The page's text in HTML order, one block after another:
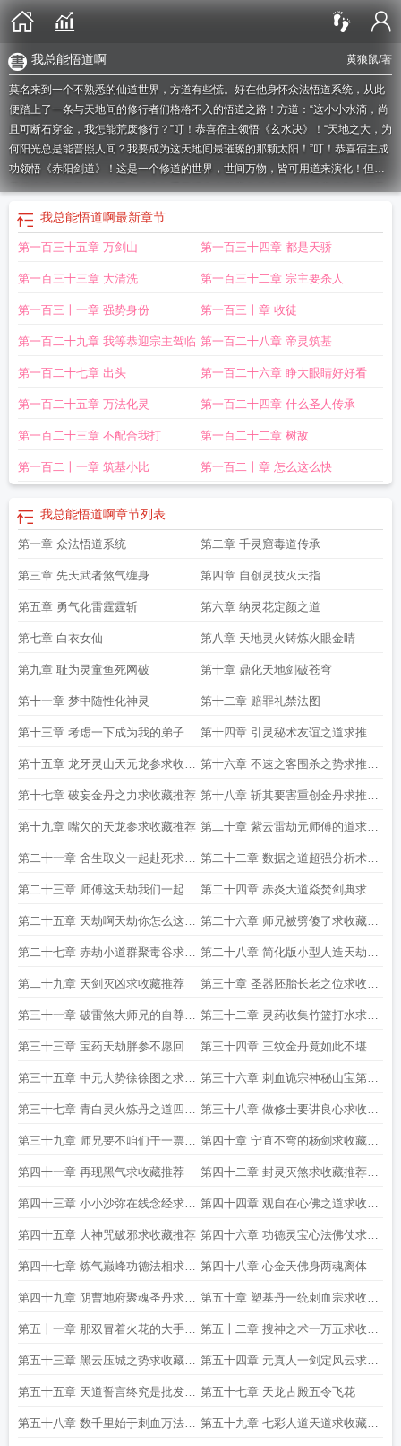
黄狼鼠/著
我总能悟道啊
莫名来到一个不熟悉的仙道世界，方道有些慌。好在他身怀众法悟道系统，从此
便踏上了一条与天地间的修行者们格格不入的悟道之路！方道：“这小小水滴，尚
且可断石穿金，我怎能荒废修行？”叮！恭喜宿主领悟《玄水决》！“天地之大，为
何阳光总是能普照人间？我要成为这天地间最璀璨的那颗太阳！”叮！恭喜宿主成
功领悟《赤阳剑道》！这是一个修道的世界，世间万物，皆可用道来演化！但当
天道崩溃，万尊证道之际。往生似乎已经失去了应有的价值……秩序碎裂，诸天
亡命！为了心中的那抹纯粹。这一刻，方道被迫提起手中的残剑，凝目逆流，斩
向那诸天！（PS：本书前期逗逼，后期沉重，望谨慎观看。泪崩了不关我的事
哦。嗯，我想开创一个悟道流……需要大家的帮助）如果您喜欢我总能悟道啊，
能悟道啊我总能悟道啊英语 我总能悟道啊是什么歌 我总能悟道啊笔趣阁
能悟道啊 黄狼鼠我总能悟道啊英文 总悟×你我能一直顿悟第二集
我总能悟道啊最新章节
第一百三十五章 万剑山 第一百三十四章 都是天骄
第一百三十三章 大清洗 第一百三十二章 宗主要杀人
第一百三十一章 强势身份 第一百三十章 收徒
第一百二十九章 我等恭迎宗主驾临 第一百二十八章 帝灵筑基
第一百二十七章 出头 第一百二十六章 睁大眼睛好好看
第一百二十五章 万法化灵 第一百二十四章 什么圣人传承
第一百二十三章 不配合我打 第一百二十二章 树敌
第一百二十一章 筑基小比 第一百二十章 怎么这么快
我总能悟道啊章节列表
第一章 众法悟道系统 第二章 千灵窟毒道传承
第三章 先天武者煞气缠身 第四章 自创灵技灭天指
第五章 勇气化雷霆霆斩 第六章 纳灵花定颜之道
第七章 白衣女仙 第八章 天地灵火铸炼火眼金睛
第九章 耻为灵童鱼死网破 第十章 鼎化天地剑破苍穹
第十一章 梦中随性化神灵 第十二章 赔罪礼禁法图
第十三章 考虑一下成为我的弟子求
推荐收藏
第十四章 引灵秘术友谊之道求推荐
收藏
第十五章 龙牙灵山天元龙参求收藏
推荐
第十六章 不速之客围杀之势求推荐
收藏
第十七章 破妄金丹之力求收藏推荐 第十八章 斩其要害重创金丹求推荐
收藏
第十九章 嘴欠的天龙参求收藏推荐 第二十章 紫云雷劫元师傅的道求收
藏推荐
第二十一章 舍生取义一起赴死求收
藏推荐
第二十二章 数据之道超强分析术求
收藏推荐
第二十三章 师傅这天劫我们一起扛
求收藏推荐
第二十四章 赤炎大道焱焚剑典求收
藏推荐
第二十五章 天劫啊天劫你怎么这么
怂呢求推荐收藏
第二十六章 师兄被劈傻了求收藏推
荐
第二十七章 赤劫小道群聚毒谷求收
藏推荐
第二十八章 简化版小型人造天劫第
二更求推荐收藏
第二十九章 天剑灭凶求收藏推荐 第三十章 圣器胚胎长老之位求收藏
推荐
第三十一章 破雷煞大师兄的自尊求
收藏推荐
第三十二章 灵药收集竹篮打水求收
藏推荐第二更
第三十三章 宝药天劫胖参不愿回忆
的往事求收藏推荐
第三十四章 三纹金丹竟如此不堪一
击求收藏推荐第二更
第三十五章 中元大势徐徐图之求收
藏推荐
第三十六章 刺血诡宗神秘山宝第二
更求收藏推荐
第三十七章 青白灵火炼丹之道四千
字求收藏推荐
第三十八章 做修士要讲良心求收藏
推荐
第三十九章 师兄要不咱们干一票第
二更求收藏推荐
第四十章 宁直不弯的杨剑求收藏推
荐
第四十一章 再现黑气求收藏推荐 第四十二章 封灵灭煞求收藏推荐第
二更
第四十三章 小小沙弥在线念经求收
藏推荐
第四十四章 观自在心佛之道求收藏
推荐二更
第四十五章 大神咒破邪求收藏推荐 第四十六章 功德灵宝心法佛仗求收
藏推荐第二更
第四十七章 炼气巅峰功德法相求收
藏推荐
第四十八章 心金天佛身两魂离体
第四十九章 阴曹地府聚魂圣丹求收
藏推荐第二更
第五十章 塑基丹一统刺血宗求收藏
推荐四千字
第五十一章 那双冒着火花的大手求
收藏推荐
第五十二章 搜神之术一万五求收藏
推荐二更
第五十三章 黑云压城之势求收藏推
荐
第五十四章 元真人一剑定风云求收
藏推荐这章我试试古典仙侠的写法
第五十五章 天道誓言终究是批发的
上架求收藏推荐
第五十七章 天龙古殿五令飞花
第五十八章 数千里始于刺血万法归 第五十九章 七彩人道天道求收藏推